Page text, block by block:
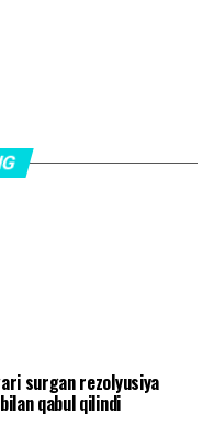
surgan rezolyusiya
qabul qilindi